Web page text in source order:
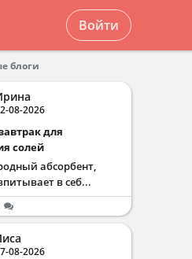
Войти
блоги
08-2026
солей
абсорбент,
в себ...
08-2026